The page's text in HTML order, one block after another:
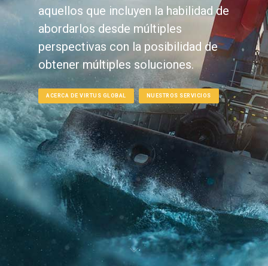
aquellos que incluyen la habilidad de
abordarlos desde múltiples
perspectivas con la posibilidad de
obtener múltiples soluciones.
ACERCA DE VIRTUS GLOBAL NUESTROS SERVICIOS